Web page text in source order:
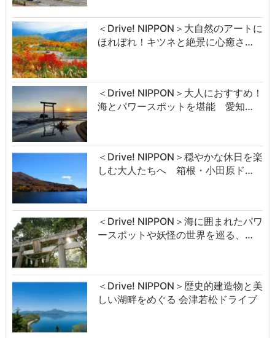
＜Drive! NIPPON＞大自然のアートに
ほれぼれ！キツネと絶景に心癒さ…
＜Drive! NIPPON＞大人におすすめ！
海とパワースポットを堪能 愛知…
＜Drive! NIPPON＞穏やかな休日を楽
しむ大人たちへ 箱根・小田原ド…
＜Drive! NIPPON＞海に囲まれたパワ
ースポットや妖怪の世界を巡る、…
＜Drive! NIPPON＞歴史的建造物と美
しい湖畔をめぐる 会津若松ドライブ